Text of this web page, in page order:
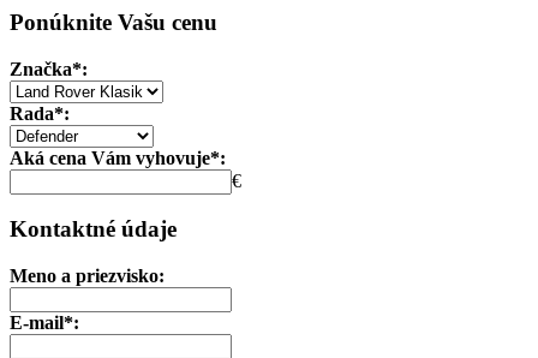
Ponúknite Vašu cenu
Značka*:
Rada*:
Aká cena Vám vyhovuje*:
€
Kontaktné údaje
Meno a priezvisko:
E-mail*: